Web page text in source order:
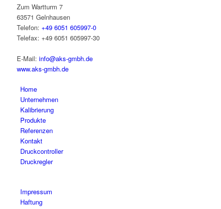
Zum Wartturm 7
63571 Gelnhausen
Telefon: +49 6051 605997-0
Telefax: +49 6051 605997-30
E-Mail: info@aks-gmbh.de
www.aks-gmbh.de
Home
Unternehmen
Kalibrierung
Produkte
Referenzen
Kontakt
Druckcontroller
Druckregler
Impressum
Haftung